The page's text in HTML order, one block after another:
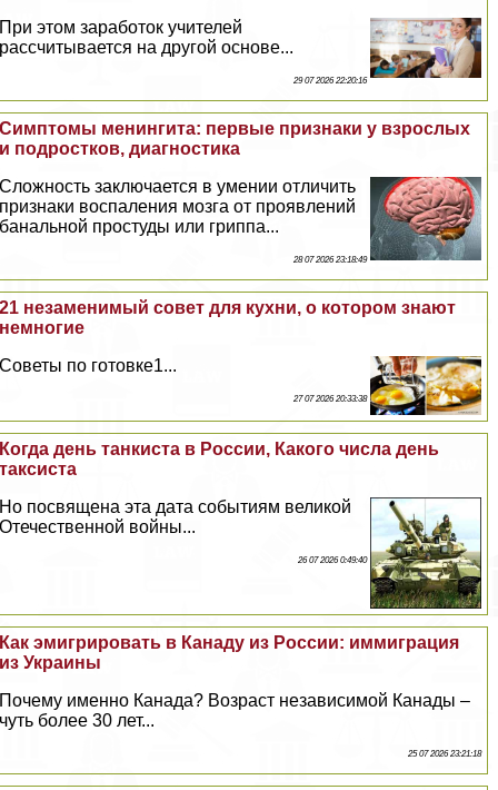
При этом заработок учителей
рассчитывается на другой основе...
29 07 2026 22:20:16
Симптомы менингита: первые признаки у взрослых
и подростков, диагностика
Сложность заключается в умении отличить
признаки воспаления мозга от проявлений
бaнaльной простуды или гриппа...
28 07 2026 23:18:49
21 незаменимый совет для кухни, о котором знают
немногие
Советы по готовке1...
27 07 2026 20:33:38
Когда день танкиста в России, Какого числа день
таксиста
Но посвящена эта дата событиям великой
Отечественной войны...
26 07 2026 0:49:40
Как эмигрировать в Канаду из России: иммиграция
из Украины
Почему именно Канада? Возраст независимой Канады –
чуть более 30 лет...
25 07 2026 23:21:18